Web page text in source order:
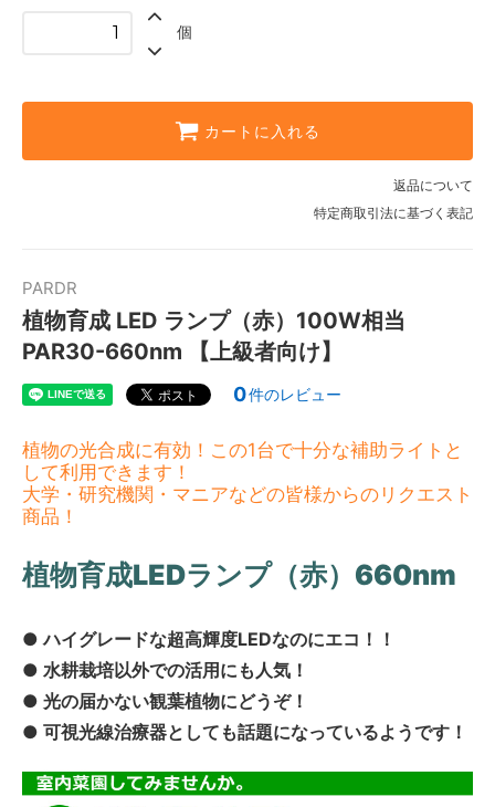
個
カートに入れる
返品について
特定商取引法に基づく表記
PARDR
植物育成 LED ランプ（赤）100W相当
PAR30-660nm 【上級者向け】
0件のレビュー
植物の光合成に有効！この1台で十分な補助ライトと
して利用できます！
大学・研究機関・マニアなどの皆様からのリクエスト
商品！
植物育成LEDランプ（赤）660nm
● ハイグレードな超高輝度LEDなのにエコ！！
● 水耕栽培以外での活用にも人気！
● 光の届かない観葉植物にどうぞ！
● 可視光線治療器としても話題になっているようです！